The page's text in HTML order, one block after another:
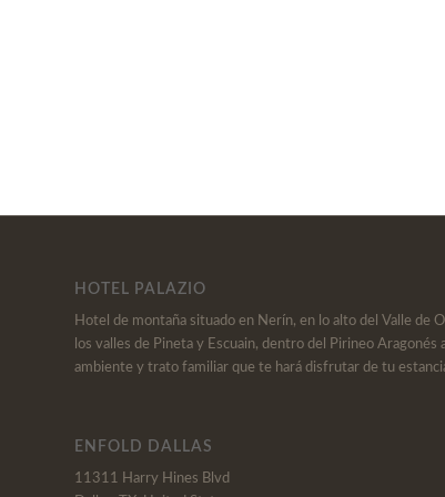
HOTEL PALAZIO
Hotel de montaña situado en Nerín, en lo alto del Valle de
los valles de Pineta y Escuain, dentro del Pirineo
ambiente y trato familiar que te hará disfrutar de tu
ENFOLD DALLAS
11311 Harry Hines Blvd